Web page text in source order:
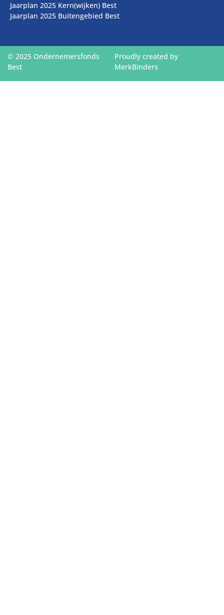
Jaarplan 2025 Kern(wijken) Best
Jaarplan 2025 Buitengebied Best
© 2025 Ondernemersfonds
Best
Proudly created by
MerkBinders